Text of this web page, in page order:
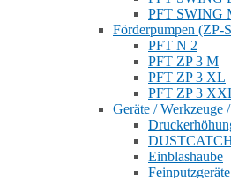
PFT SWING
Förderpumpen (ZP-
PFT N 2
PFT ZP 3 M
PFT ZP 3 XL
PFT ZP 3
Geräte / Werkzeuge
Einblashaube
Feinputzgeräte